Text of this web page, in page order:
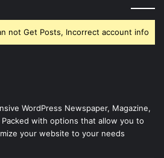
not Get Posts, Incorrect account info.
WordPress Newspaper, Magazine,
with options that allow you to
your website to your needs.